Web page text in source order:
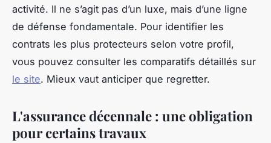
activité. Il ne s’agit pas d’un luxe, mais d’une ligne
de défense fondamentale. Pour identifier les
contrats les plus protecteurs selon votre profil,
vous pouvez consulter les comparatifs détaillés sur
le site. Mieux vaut anticiper que regretter.
L'assurance décennale : une obligation
pour certains travaux